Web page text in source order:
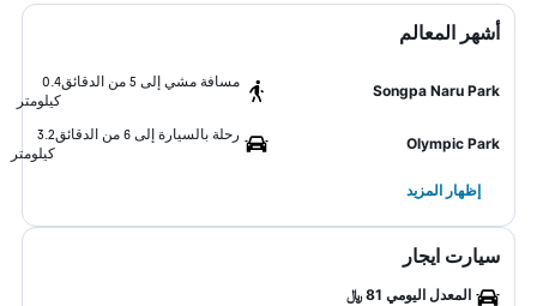
أشهر المعالم
Songpa Naru Park
مسافة مشي إلى 5 من الدقائق
0.4
كيلومتر
Olympic Park
رحلة بالسيارة إلى 6 من الدقائق
3.2
كيلومتر
إظهار المزيد
سيارت ايجار
المعدل اليومي 81 ﷼